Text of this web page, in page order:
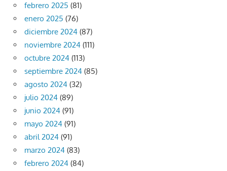
febrero 2025 (81)
enero 2025 (76)
diciembre 2024 (87)
noviembre 2024 (111)
octubre 2024 (113)
septiembre 2024 (85)
agosto 2024 (32)
julio 2024 (89)
junio 2024 (91)
mayo 2024 (91)
abril 2024 (91)
marzo 2024 (83)
febrero 2024 (84)